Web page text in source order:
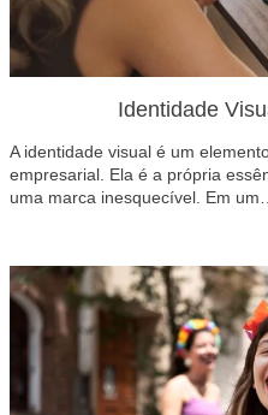
Identidade
A identidade visual é um
empresarial. Ela é a própria
uma marca inesquecível. Em um…